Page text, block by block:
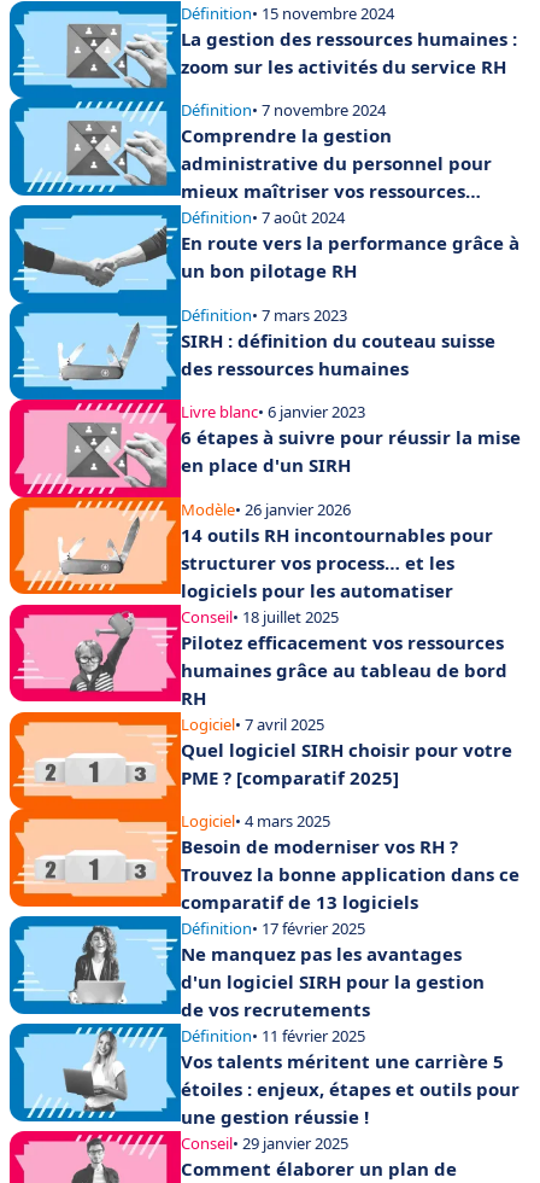
Définition• 15 novembre 2024
La gestion des ressources humaines :
zoom sur les activités du service RH
Définition• 7 novembre 2024
Comprendre la gestion
administrative du personnel pour
mieux maîtriser vos ressources
humaines
Définition• 7 août 2024
En route vers la performance grâce à
un bon pilotage RH
Définition• 7 mars 2023
SIRH : définition du couteau suisse
des ressources humaines
Livre blanc• 6 janvier 2023
6 étapes à suivre pour réussir la mise
en place d'un SIRH
Modèle• 26 janvier 2026
14 outils RH incontournables pour
structurer vos process… et les
logiciels pour les automatiser
Conseil• 18 juillet 2025
Pilotez efficacement vos ressources
humaines grâce au tableau de bord
RH
Logiciel• 7 avril 2025
Quel logiciel SIRH choisir pour votre
PME ? [comparatif 2025]
Logiciel• 4 mars 2025
Besoin de moderniser vos RH ?
Trouvez la bonne application dans ce
comparatif de 13 logiciels
Définition• 17 février 2025
Ne manquez pas les avantages
d'un logiciel SIRH pour la gestion
de vos recrutements
Définition• 11 février 2025
Vos talents méritent une carrière 5
étoiles : enjeux, étapes et outils pour
une gestion réussie !
Conseil• 29 janvier 2025
Comment élaborer un plan de